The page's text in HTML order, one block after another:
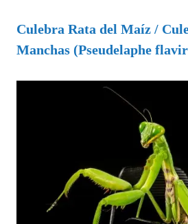
Culebra Rata del Maíz /
Manchas (Pseudelaphe